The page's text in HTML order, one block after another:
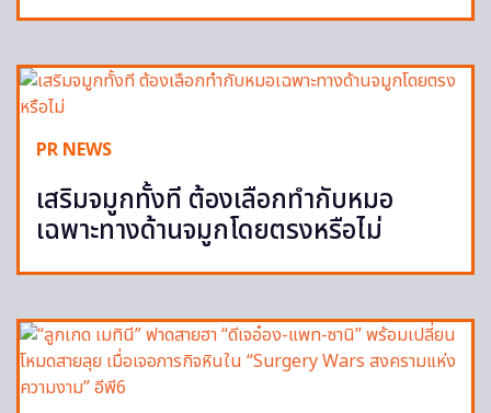
PR NEWS
เสริมจมูกทั้งที ต้องเลือกทำกับหมอ
เฉพาะทางด้านจมูกโดยตรงหรือไม่